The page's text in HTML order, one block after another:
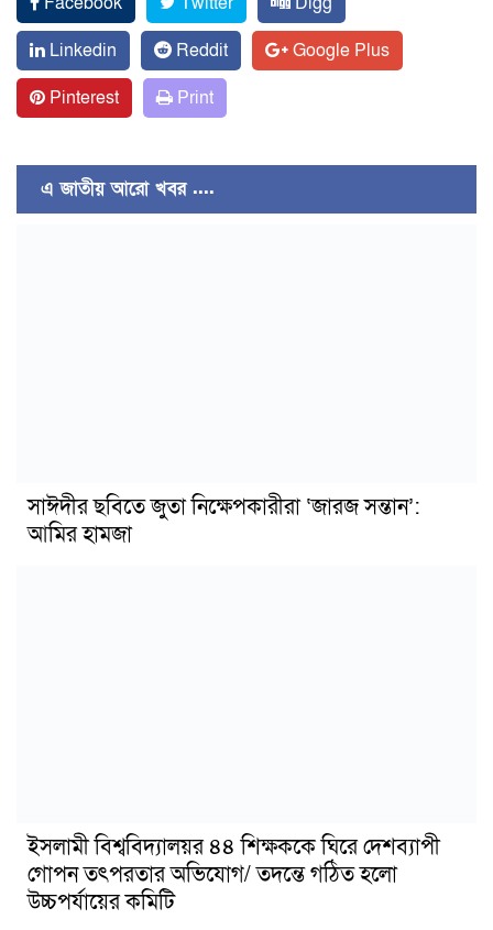
Linkedin
Reddit
Google Plus
Pinterest
Print
এ জাতীয় আরো খবর ....
সাঈদীর ছবিতে জুতা নিক্ষেপকারীরা ‘জারজ সন্তান’:
আমির হামজা
ইসলামী বিশ্ববিদ্যালয়র ৪৪ শিক্ষককে ঘিরে দেশব্যাপী
গোপন তৎপরতার অভিযোগ/ তদন্তে গঠিত হলো
উচ্চপর্যায়ের কমিটি